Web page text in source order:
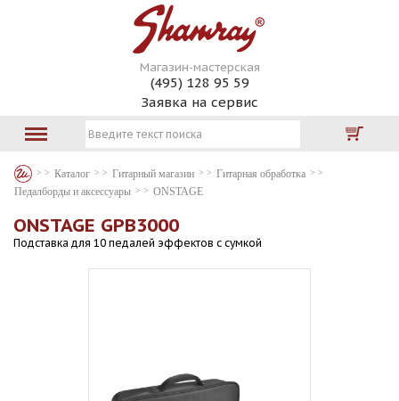
Магазин-мастерская
(495) 128 95 59
Заявка на сервис
Каталог Гитарный магазин
Гитарная обработка
Педалборды и аксессуары
ONSTAGE
ONSTAGE GPB3000
Подставка для 10 педалей эффектов с сумкой